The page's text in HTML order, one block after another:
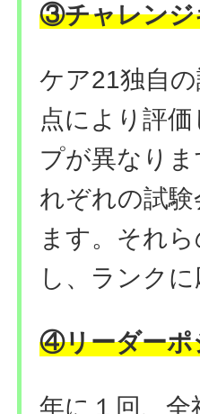
③チャレンジ
ケア21独自
点により評
プが異なり
れぞれの試
ます。それ
し、ランク
④リーダーポ
年に１回、